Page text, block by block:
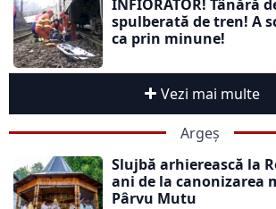
ÎNFIORĂTOR! Tânără
spulberată de tren! A
ca prin minune!
Vezi mai multe
Argeș
Slujbă arhierească la
ani de la canonizarea
Pârvu Mutu